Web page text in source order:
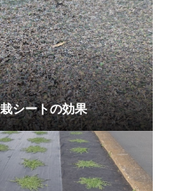
シートの効果